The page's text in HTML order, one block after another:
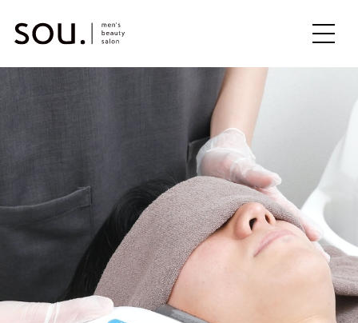
ME